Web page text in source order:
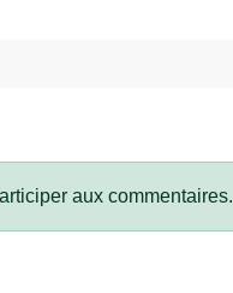
aux commentaires.